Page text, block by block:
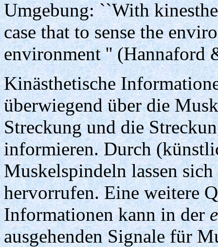
Umgebung: ``With
case that to sense the
environment '' (Hannaford
Kinästhetische
überwiegend über die
Streckung und die
informieren. Durch
Muskelspindeln lassen
hervorrufen. Eine weitere
Informationen kann in der
ausgehenden Signale für